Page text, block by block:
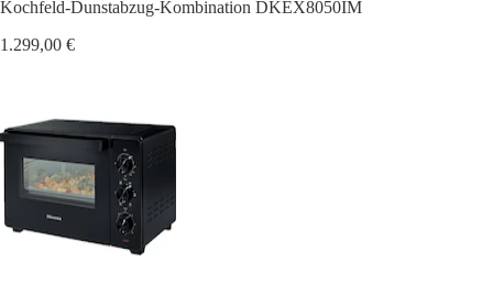
Kochfeld-Dunstabzug-Kombination DKEX8050IM
1.299,00 €